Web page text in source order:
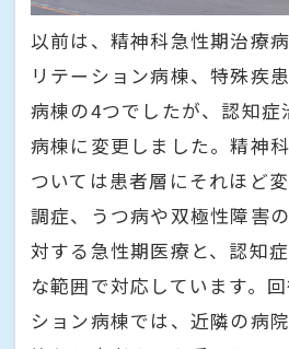
以前は、精神科急性期治療
リテーション病棟、特殊疾
病棟の4つでしたが、認知症
病棟に変更しました。精神
ついては患者層にそれほど
調症、うつ病や双極性障害
対する急性期医療と、認知
な範囲で対応しています。
ション病棟では、近隣の病